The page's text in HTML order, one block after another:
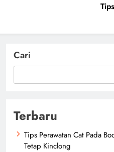
Tips
Cari
Terbaru
Tips Perawatan Cat Pada
Tetap Kinclong